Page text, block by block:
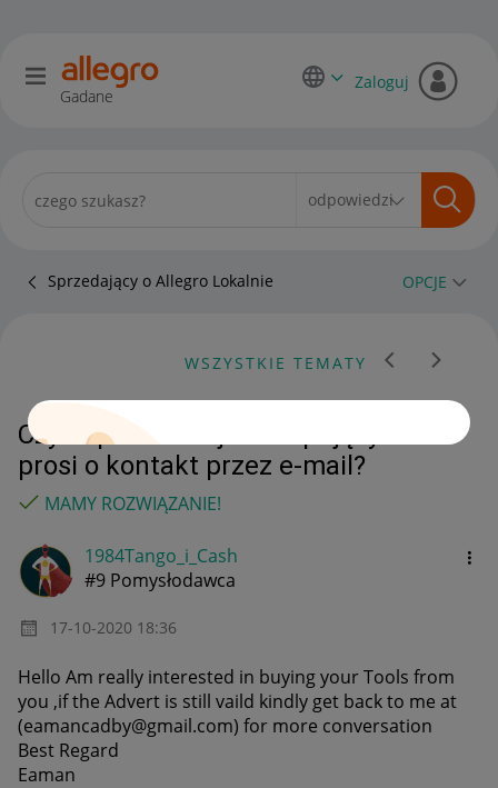
Gadane
Zaloguj
Sprzedający o Allegro Lokalnie OPCJE
Czy odpowiadać jeśli kupujący
prosi o kontakt przez e-mail?
MAMY ROZWIĄZANIE!
1984Tango_i_Cash
#9 Pomysłodawca
‎17-10-2020 18:36
Hello Am really interested in buying your Tools from
you ,if the Advert is still vaild kindly get back to me at
(eamancadby@gmail.com) for more conversation
Best Regard
Eaman
WSZYSTKIE TEMATY